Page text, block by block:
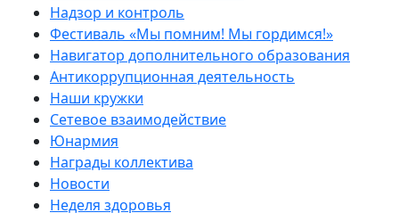
Надзор и контроль
Фестиваль «Мы помним! Мы гордимся!»
Навигатор дополнительного образования
Антикоррупционная деятельность
Наши кружки
Сетевое взаимодействие
Юнармия
Награды коллектива
Новости
Неделя здоровья